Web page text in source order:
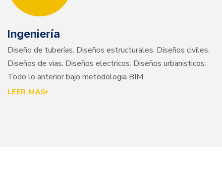
Ingeniería
Diseño de tuberías. Diseños estructurales. Diseños civiles.
Diseños de vias. Diseños electricos. Diseños urbanisticos.
Todo lo anterior bajo metodologia BIM
LEER MÁS